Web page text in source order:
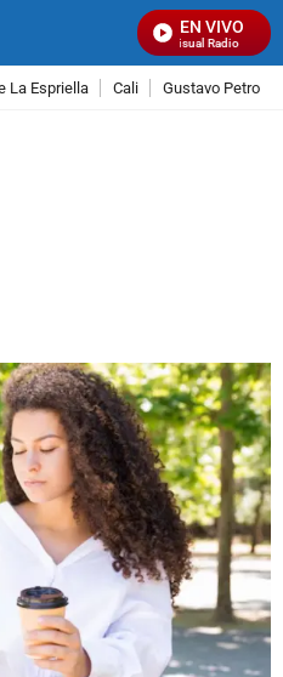
EN VIVO
Señal Visual Radio
La Espriella Cali Gustavo Petro